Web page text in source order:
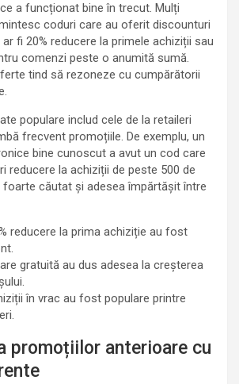
a funcționat bine în trecut. Mulți
coduri care au oferit discounturi
fi 20% reducere la primele achiziții sau
comenzi peste o anumită sumă.
tind să rezoneze cu cumpărătorii
populare includ cele de la retaileri
frecvent promoțiile. De exemplu, un
bine cunoscut a avut un cod care
reducere la achiziții de peste 500 de
căutat și adesea împărtășit între
reducere la prima achiziție au fost
gratuită au dus adesea la creșterea
în vrac au fost populare printre
promoțiilor anterioare cu